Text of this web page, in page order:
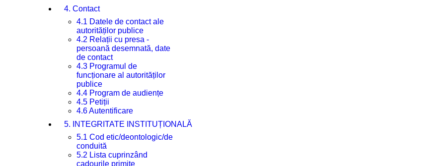
4. Contact
4.1 Datele de contact ale
autorităților publice
4.2 Relații cu presa -
persoană desemnată, date
de contact
4.3 Programul de
funcționare al autorităților
publice
4.4 Program de audiențe
4.5 Petiții
4.6 Autentificare
5. INTEGRITATE INSTITUȚIONALĂ
5.1 Cod etic/deontologic/de
conduită
5.2 Lista cuprinzând
cadourile primite